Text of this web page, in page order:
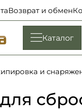
Возврат и обмен
Каталог
и